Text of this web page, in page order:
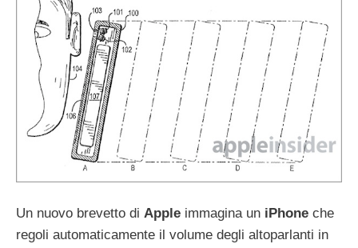
Un nuovo brevetto di Apple immagina un iPhone che
regoli automaticamente il volume degli altoparlanti in